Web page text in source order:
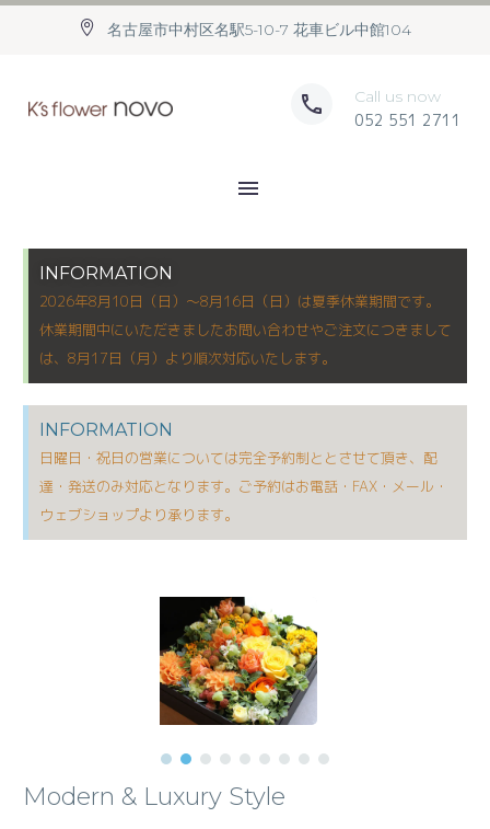
名古屋市中村区名駅5-10-7 花車ビル中館104
Call us now
052 551 2711
INFORMATION
2026年8月10日（日）〜8月16日（日）は夏季休業期間です。
休業期間中にいただきましたお問い合わせやご注文につきまして
は、8月17日（月）より順次対応いたします。
INFORMATION
日曜日・祝日の営業については完全予約制ととさせて頂き、配
達・発送のみ対応となります。ご予約はお電話・FAX・メール・
ウェブショップより承ります。
Modern & Luxury Style